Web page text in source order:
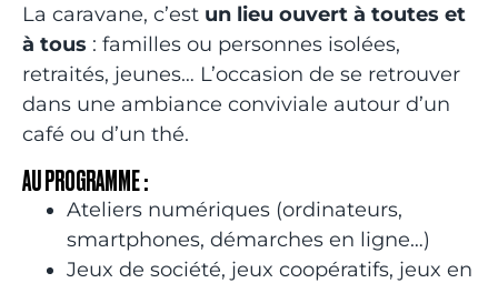
La caravane, c’est un lieu ouvert à toutes et
à tous : familles ou personnes isolées,
retraités, jeunes… L’occasion de se retrouver
dans une ambiance conviviale autour d’un
café ou d’un thé.
AU PROGRAMME :
Ateliers numériques (ordinateurs,
smartphones, démarches en ligne…)
Jeux de société, jeux coopératifs, jeux en